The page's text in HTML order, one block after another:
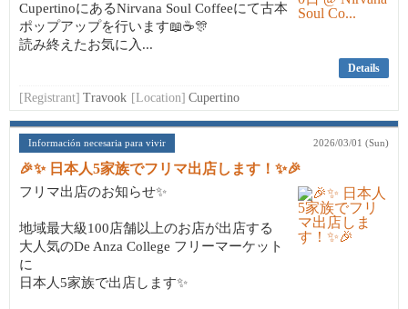
CupertinoにあるNirvana Soul Coffeeにて古本
ポップアップを行います📖☕🎊
読み終えたお気に入...
Details
[Registrant] Travook [Location] Cupertino
Información necesaria para vivir 2026/03/01 (Sun)
🎉✨ 日本人5家族でフリマ出店します！✨🎉
フリマ出店のお知らせ✨
地域最大級100店舗以上のお店が出店する
大人気のDe Anza College フリーマーケット
に
日本人5家族で出店します✨